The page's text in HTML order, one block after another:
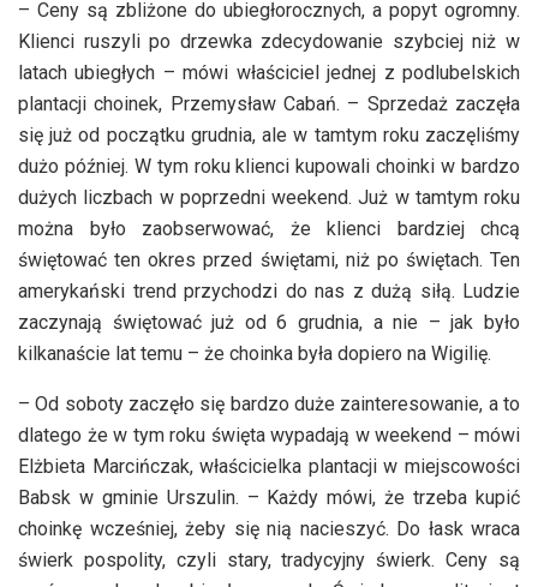
– Ceny są zbliżone do ubiegłorocznych, a popyt ogromny.
Klienci ruszyli po drzewka zdecydowanie szybciej niż w
latach ubiegłych – mówi właściciel jednej z podlubelskich
plantacji choinek, Przemysław Cabań. – Sprzedaż zaczęła
się już od początku grudnia, ale w tamtym roku zaczęliśmy
dużo później. W tym roku klienci kupowali choinki w bardzo
dużych liczbach w poprzedni weekend. Już w tamtym roku
można było zaobserwować, że klienci bardziej chcą
świętować ten okres przed świętami, niż po świętach. Ten
amerykański trend przychodzi do nas z dużą siłą. Ludzie
zaczynają świętować już od 6 grudnia, a nie – jak było
kilkanaście lat temu – że choinka była dopiero na Wigilię.
– Od soboty zaczęło się bardzo duże zainteresowanie, a to
dlatego że w tym roku święta wypadają w weekend – mówi
Elżbieta Marcińczak, właścicielka plantacji w miejscowości
Babsk w gminie Urszulin. – Każdy mówi, że trzeba kupić
choinkę wcześniej, żeby się nią nacieszyć. Do łask wraca
świerk pospolity, czyli stary, tradycyjny świerk. Ceny są